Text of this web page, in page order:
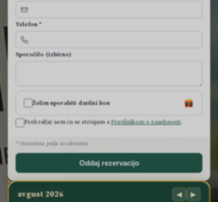
Telefon *
Sporočilo (izbirno)
Želim uporabiti darilni bon
Prebral(a) sem in se strinjam sPravilnikom o zasebnosti.
* Označena polja so obvezna
Oddaj rezervacijo
avgust 2026 ◀ ▶